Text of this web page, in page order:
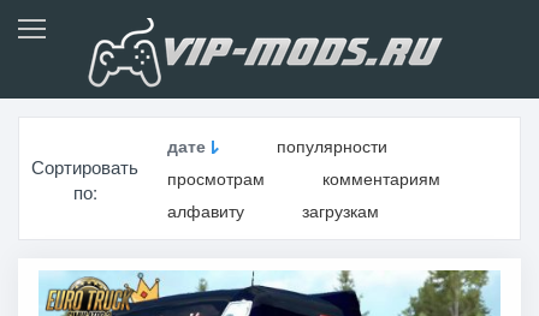
Сортировать
по:
дате
популярности
просмотрам
комментариям
алфавиту
загрузкам